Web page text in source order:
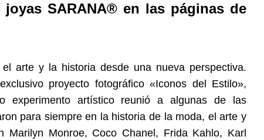
SARANA® en las páginas de
arte y la historia desde una nueva perspectiva.
proyecto fotográfico «Iconos del Estilo»,
experimento artístico reunió a algunas de las
para siempre en la historia de la moda, el arte y
Monroe, Coco Chanel, Frida Kahlo, Karl